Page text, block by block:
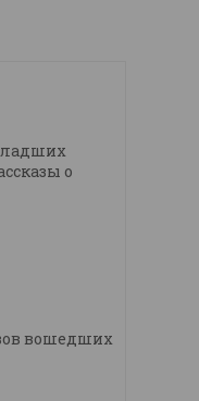
о
вошедших